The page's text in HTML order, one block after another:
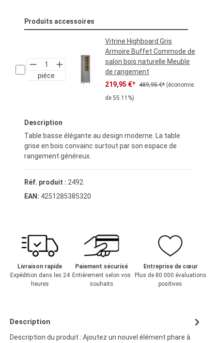
Produits accessoires
piéce
Vitrine Highboard Gris
Armoire Buffet Commode de
salon bois naturelle Meuble
de rangement
Prix de vente :
219,95 €* Prix régulier :
489,95 €* (économie
de 55.11%)
Description
Table basse élégante au design moderne. La table
grise en bois convainc surtout par son espace de
rangement généreux.
Réf. produit : 2492
EAN: 4251285385320
Livraison rapide
Expédition dans les 24
heures
Paiement sécurisé
Entièrement selon vos
souhaits
Entreprise de cœur
Plus de 80.000 évaluations
positives
Description
Description du produit : Ajoutez un nouvel élément phare à